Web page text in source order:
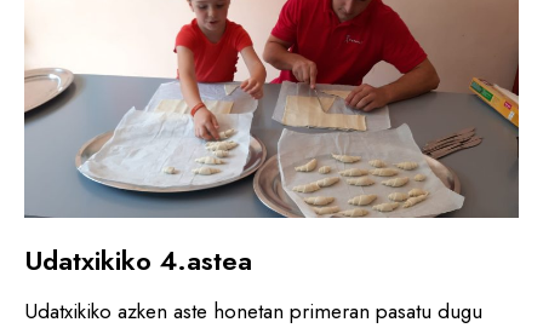
Udatxikiko 4.astea
Udatxikiko azken aste honetan primeran pasatu dugu